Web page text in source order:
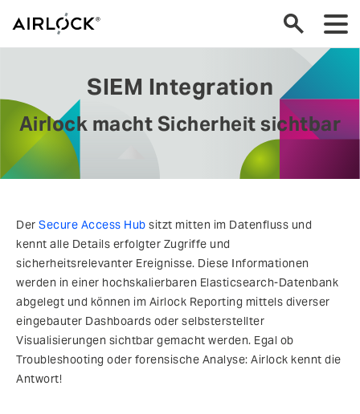
SIEM Integration
Airlock macht Sicherheit sichtbar
Der Secure Access Hub sitzt mitten im Datenfluss und
kennt alle Details erfolgter Zugriffe und
sicherheitsrelevanter Ereignisse. Diese Informationen
werden in einer hochskalierbaren Elasticsearch-Datenbank
abgelegt und können im Airlock Reporting mittels diverser
eingebauter Dashboards oder selbsterstellter
Visualisierungen sichtbar gemacht werden. Egal ob
Troubleshooting oder forensische Analyse: Airlock kennt die
Antwort!